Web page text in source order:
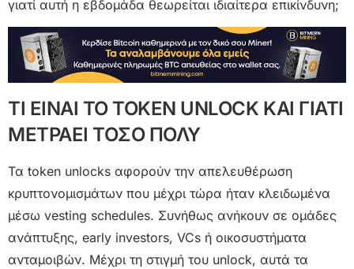
γιατί αυτή η εβδομάδα θεωρείται ιδιαίτερα επικίνδυνη;
ΤΙ ΕΙΝΑΙ ΤΟ TOKEN UNLOCK ΚΑΙ ΓΙΑΤΙ
ΜΕΤΡΑΕΙ ΤΟΣΟ ΠΟΛΥ
Τα token unlocks αφορούν την απελευθέρωση
κρυπτονομισμάτων που μέχρι τώρα ήταν κλειδωμένα
μέσω vesting schedules. Συνήθως ανήκουν σε ομάδες
ανάπτυξης, early investors, VCs ή οικοσυστήματα
ανταμοιβών. Μέχρι τη στιγμή του unlock, αυτά τα